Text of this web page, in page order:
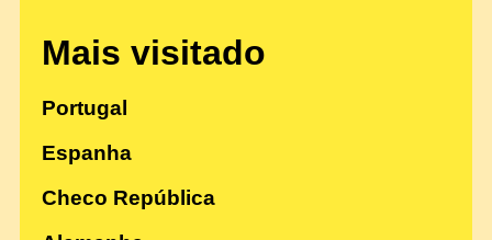
Mais visitado
Portugal
Espanha
Checo República